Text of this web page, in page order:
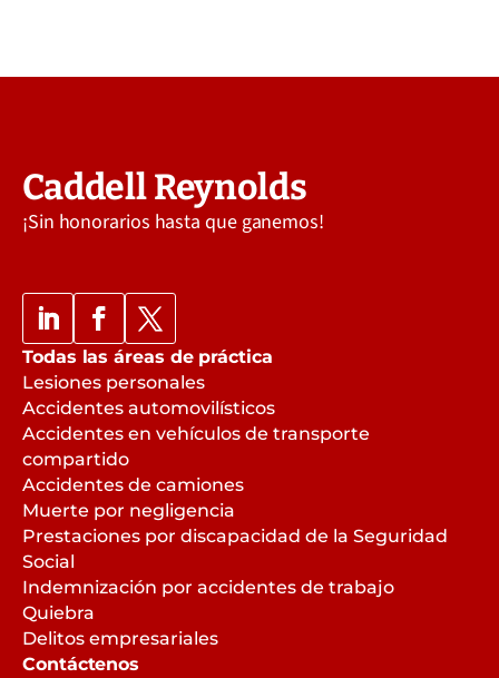
Caddell Reynolds
¡Sin honorarios hasta que ganemos!
Todas las áreas de práctica
Lesiones personales
Accidentes automovilísticos
Accidentes en vehículos de transporte
compartido
Accidentes de camiones
Muerte por negligencia
Prestaciones por discapacidad de la Seguridad
Social
Indemnización por accidentes de trabajo
Quiebra
Delitos empresariales
Contáctenos